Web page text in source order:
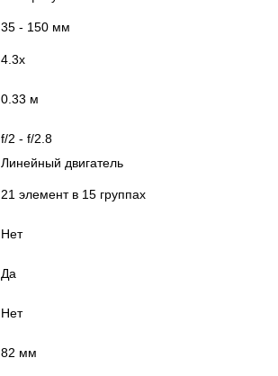
35 - 150 мм
4.3x
0.33 м
f/2 - f/2.8
Линейный двигатель
21 элемент в 15 группах
Нет
Да
Нет
82 мм